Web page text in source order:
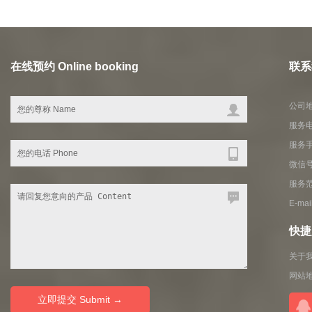
在线预约 Online booking 联
公司
服务
服务
微信
服务
E-
快
关于
网站